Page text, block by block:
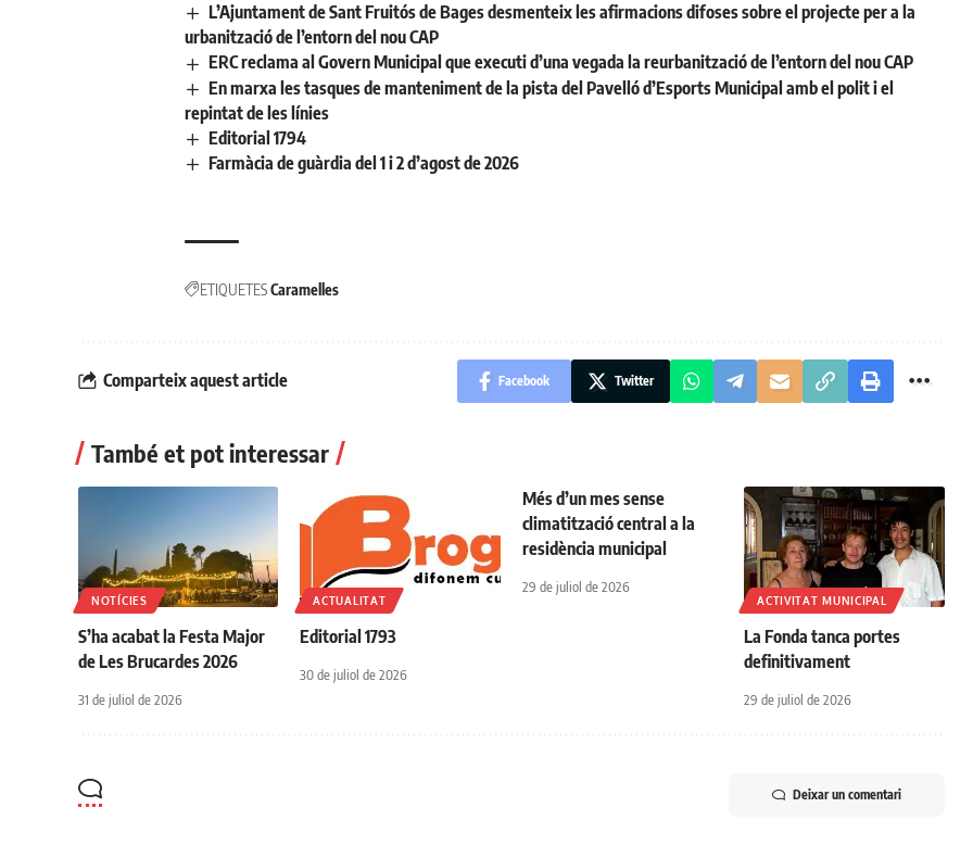
L’Ajuntament de Sant Fruitós de Bages desmenteix les afirmacions difoses sobre el projecte per a la
urbanització de l’entorn del nou CAP
ERC reclama al Govern Municipal que executi d’una vegada la reurbanització de l’entorn del nou CAP
En marxa les tasques de manteniment de la pista del Pavelló d’Esports Municipal amb el polit i el
repintat de les línies
Editorial 1794
Farmàcia de guàrdia del 1 i 2 d’agost de 2026
ETIQUETESCaramelles
Comparteix aquest article Facebook Twitter
També et pot interessar
NOTÍCIES
S’ha acabat la Festa Major
de Les Brucardes 2026
31 de juliol de 2026
ACTUALITAT
Editorial 1793
30 de juliol de 2026
Més d’un mes sense
climatització central a la
residència municipal
29 de juliol de 2026
ACTIVITAT MUNICIPAL
La Fonda tanca portes
definitivament
29 de juliol de 2026
Deixar un comentari